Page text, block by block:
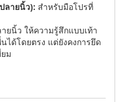
ลายนิ้ว): สำหรับมือโปรที่
ยนิ้ว ให้ความรู้สึกแบบเท้า
ได้โดยตรง แต่ยังคงการยึด
ม